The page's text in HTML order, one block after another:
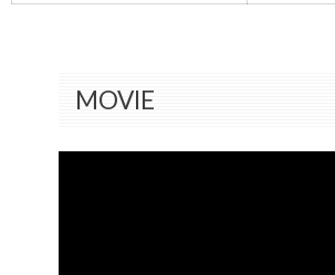
MOVIE